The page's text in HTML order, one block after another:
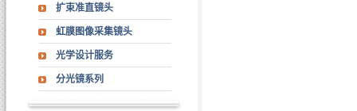
扩束准直镜头
虹膜图像采集镜头
光学设计服务
分光镜系列